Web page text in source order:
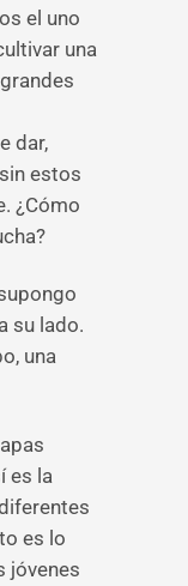
el uno
una
dar,
estos
¿Cómo
su lado.
una
es la
es lo
jóvenes